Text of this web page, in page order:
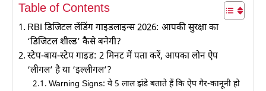
Table of Contents
RBI डिजिटल लेंडिंग गाइडलाइन्स 2026: आपकी सुरक्षा का
‘डिजिटल शील्ड’ कैसे बनेगी?
स्टेप-बाय-स्टेप गाइड: 2 मिनट में पता करें, आपका लोन ऐप
‘लीगल’ है या ‘इल्लीगल’?
Warning Signs: ये 5 लाल झंडे बताते हैं कि ऐप गैर-कानूनी हो